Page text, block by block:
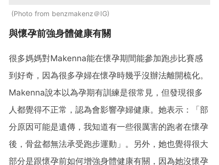
Photo from benzmakenz＠IG
與懷孕前強身體健康有關
很多媽媽對Makenna能在懷孕期間能參加跑步比賽感
到好奇，因為很多孕婦在懷孕時幾乎沒辦法離開梳化。
Makenna說本以為孕期有訓練是很常見，但發現很多
人都覺得不正常，認為會影響孕婦健康。她表示：「部
分原因可能是遺傳，我知道有一些很厲害的跑者在懷孕
後，骨盆都無法承受跑步運動」。另外，她也覺得很大
部分是跟懷孕前如何增強身體健康有關，因為她沒懷孕